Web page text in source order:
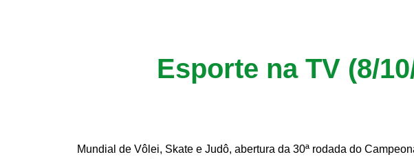
Esporte na TV (8/
Mundial de Vôlei, Skate e Judô, abertura da 30ª rodada do